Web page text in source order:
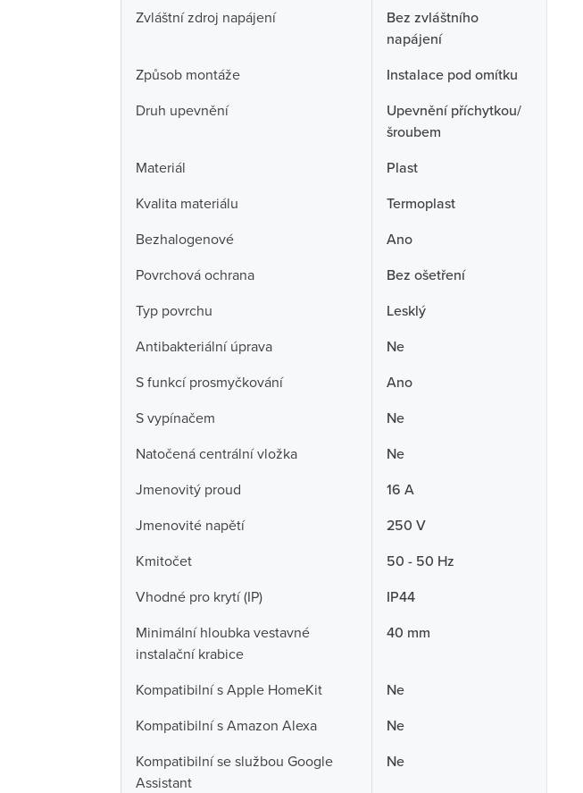
Zvláštní zdroj napájení
Bez zvláštního
napájení
Způsob montáže
Instalace pod omítku
Druh upevnění
Upevnění příchytkou/
šroubem
Materiál
Plast
Kvalita materiálu
Termoplast
Bezhalogenové
Ano
Povrchová ochrana
Bez ošetření
Typ povrchu
Lesklý
Antibakteriální úprava
Ne
S funkcí prosmyčkování
Ano
S vypínačem
Ne
Natočená centrální vložka
Ne
Jmenovitý proud
16 A
Jmenovité napětí
250 V
Kmitočet
50 - 50 Hz
Vhodné pro krytí (IP)
IP44
Minimální hloubka vestavné
instalační krabice
40 mm
Kompatibilní s Apple HomeKit
Ne
Kompatibilní s Amazon Alexa
Ne
Kompatibilní se službou Google
Assistant
Ne